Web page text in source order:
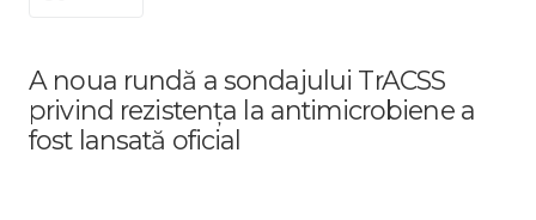
A noua rundă a sondajului TrACSS
privind rezistența la antimicrobiene a
fost lansată oficial